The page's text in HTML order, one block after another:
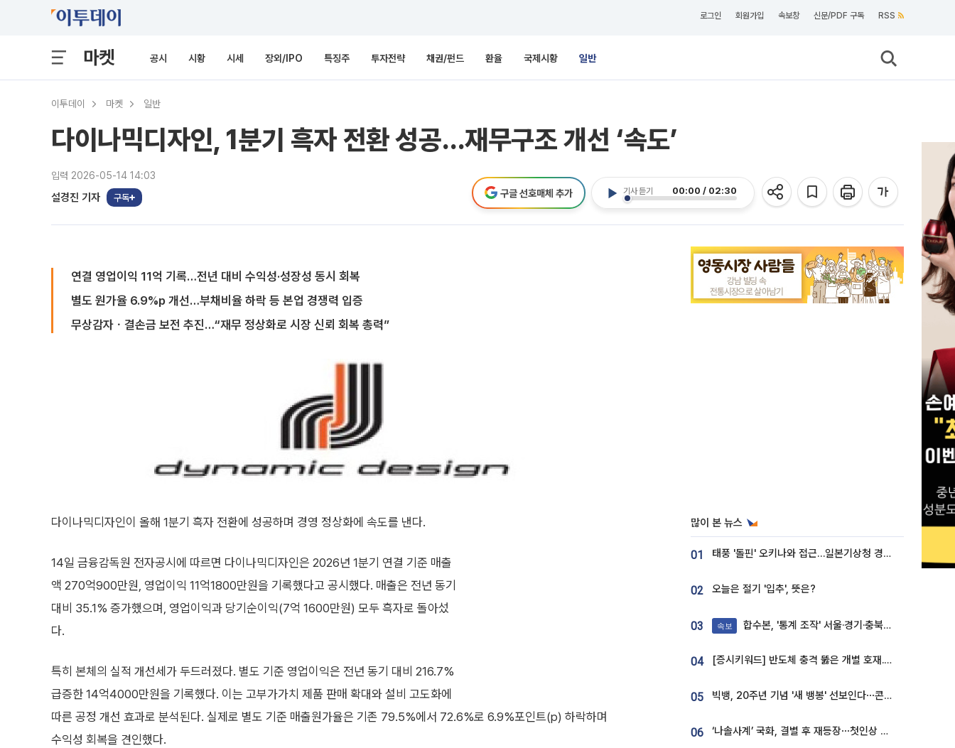
로그인 회원가입 속보창 신문/PDF 구독 RSS
마켓 공시 시황 시세 장외/IPO 특징주 투자전략 채권/펀드 환율 국제시황 일반
이투데이 마켓 일반
다이나믹디자인, 1분기 흑자 전환 성공…재무구조 개선 ‘속도’
입력 2026-05-14 14:03
설경진 기자 구독
기사 듣기 00:00 / 02:30
구글 선호매체 추가
연결 영업이익 11억 기록…전년 대비 수익성·성장성 동시 회복
별도 원가율 6.9%p 개선…부채비율 하락 등 본업 경쟁력 입증
무상감자ㆍ결손금 보전 추진…“재무 정상화로 시장 신뢰 회복 총력”
다이나믹디자인이 올해 1분기 흑자 전환에 성공하며 경영 정상화에 속도를 낸다.
14일 금융감독원 전자공시에 따르면 다이나믹디자인은 2026년 1분기 연결 기준 매출
액 270억900만원, 영업이익 11억1800만원을 기록했다고 공시했다. 매출은 전년 동기
대비 35.1% 증가했으며, 영업이익과 당기순이익(7억 1600만원) 모두 흑자로 돌아섰
다.
특히 본체의 실적 개선세가 두드러졌다. 별도 기준 영업이익은 전년 동기 대비 216.7%
급증한 14억4000만원을 기록했다. 이는 고부가가치 제품 판매 확대와 설비 고도화에
따른 공정 개선 효과로 분석된다. 실제로 별도 기준 매출원가율은 기존 79.5%에서 72.6%로 6.9%포인트(p) 하락하며
수익성 회복을 견인했다.
많이 본 뉴스
01 태풍 '돌핀' 오키나와 접근…일본기상청 경로 업데이트
02 오늘은 절기 '입추', 뜻은?
03 속보 합수본, '통계 조작' 서울·경기·충북 선관위 등 추가 압수수색
04 [증시키워드] 반도체 충격 뚫은 개별 호재...포스코퓨처엠·에코프로·한화솔루션 '눈길'
05 빅뱅, 20주년 기념 '새 뱅봉' 선보인다⋯콘서트 앞두고 팝업 개최
06 ‘나솔사계’ 국화, 결별 후 재등장⋯첫인상 투표 휩쓸고 ‘인기녀’ 등극